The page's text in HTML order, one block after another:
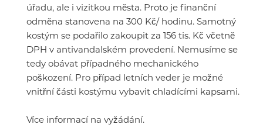
úřadu, ale i vizitkou města. Proto je finanční
odměna stanovena na 300 Kč/ hodinu. Samotný
kostým se podařilo zakoupit za 156 tis. Kč včetně
DPH v antivandalském provedení. Nemusíme se
tedy obávat případného mechanického
poškození. Pro případ letních veder je možné
vnitřní části kostýmu vybavit chladícími kapsami.
Více informací na vyžádání.